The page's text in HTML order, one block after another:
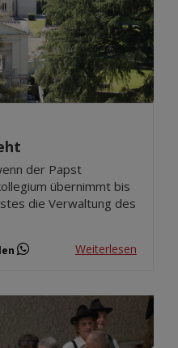
der Papst
übernimmt bis
die Verwaltung des
Weiterlesen